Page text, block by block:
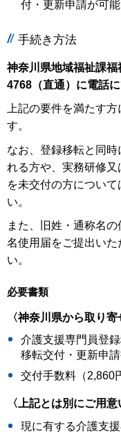
付・更新申請が可能
手続き方法
神奈川県地域福祉課
4768（直通）に電話
上記の要件を満たす
す。
なお、登録移転と同
れる方や、実務研修
を未交付の方につい
い。
また、旧姓・通称名
名使用届をご提出い
い。
必要書類
〈神奈川県から取り寄
介護支援専門員登
移転交付・更新申請
交付手数料（2,860
〈上記とは別にご用意
現に有する介護支